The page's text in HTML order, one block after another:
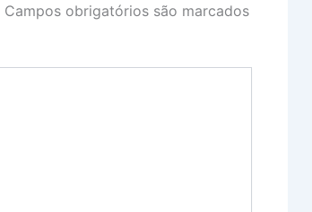
Campos obrigatórios são marcados